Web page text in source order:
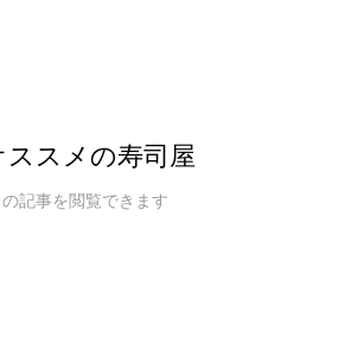
スメの寿司屋
記事を閲覧できます